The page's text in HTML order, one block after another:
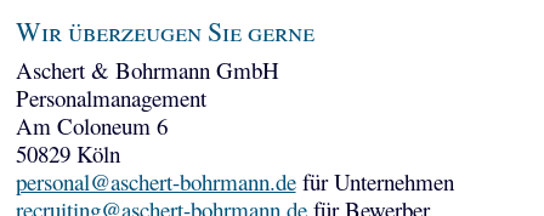
Wir überzeugen Sie gerne
Aschert & Bohrmann GmbH
Personalmanagement
Am Coloneum 6
50829 Köln
personal@aschert-bohrmann.defür Unternehmen
recruiting@aschert-bohrmann.defür Bewerber